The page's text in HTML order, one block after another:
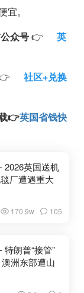
。
众号👉
英
社区+兑换
👉英国省钱快
2026英国送机
厂遭遇重大
170.9w 105
朗普“接管”
洲东部遭山